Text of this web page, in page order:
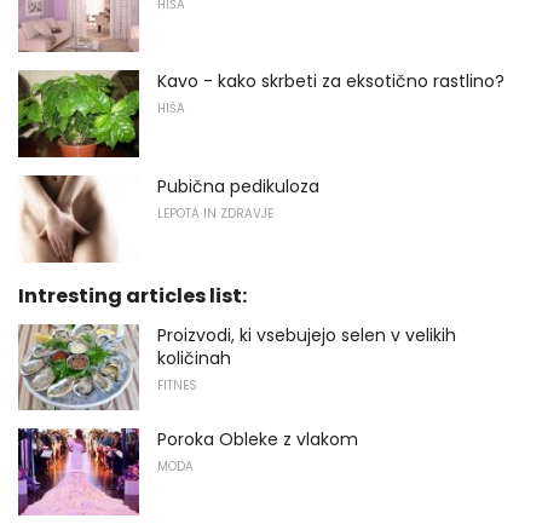
HIŠA
Kavo - kako skrbeti za eksotično rastlino?
HIŠA
Pubična pedikuloza
LEPOTA IN ZDRAVJE
Intresting articles list:
Proizvodi, ki vsebujejo selen v velikih
količinah
FITNES
Poroka Obleke z vlakom
MODA